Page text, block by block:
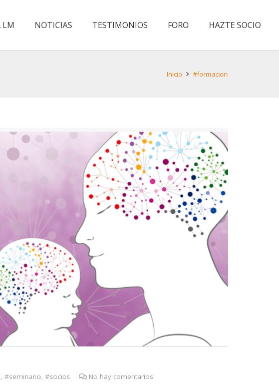
LM NOTICIAS TESTIMONIOS FORO HAZTE SOCIO
Inicio #formacion
, #seminario, #socios No hay comentarios